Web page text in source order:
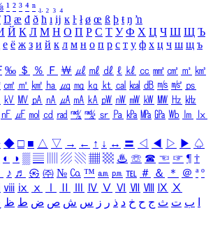
¹ ² ³ ⁴ ⁿ ₁ ₂ ₃ ₄
Ŋ æ đ ð ħ ı ĳ ĸ ŀ ł ø œ ß þ ŧ ŋ ŉ
Й К Л М Н О П Р С Т У Ф Х Ц Ч Ш Щ Ъ
е ё ж з и й к л м н о п р с т у ф х ц ч ш щ ъ
‰ ＄ ％ Ｆ ￦ ㎕ ㎖ ㎗ ℓ ㎘ ㏄ ㎣ ㎤ ㎥ ㎦
㎠ ㎡ ㎢ ㏊ ㎍ ㎎ ㎏ ㏏ ㎈ ㎉ ㏈ ㎧ ㎨ ㎰
㎸ ㎹ ㎀ ㎁ ㎂ ㎃ ㎄ ㎺ ㎻ ㎽ ㎾ ㎿ ㎐ ㎑
㎋ ㎌ ㏖ ㏅ ㎭ ㎮ ㎯ ㏛ ㎩ ㎪ ㎫ ㎬ ㏝ ㏐
㏓
◆ □ ■ △ ▽ → ← ↑ ↓ ↔ 〓 ◁ ◀ ▷ ▶ ♤
◐ ◑ ▒ ▤ ▨ ▧ ▦ ▩ ♨ ☏ ☎ ☜ ☞ ¶ †
♪ ♬ ㉿ ㈜ № ㏇ ™ ㏂ ㏘ ℡ ＃ ＆ ＊ ＠ ª º
ⅷ ⅸ ⅹ Ⅳ Ⅴ Ⅵ Ⅶ Ⅷ Ⅸ Ⅹ
ب ت ث ج ح خ د ذ ر ز س ش ص ض ط ظ